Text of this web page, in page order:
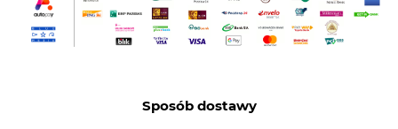
Sposób dostawy